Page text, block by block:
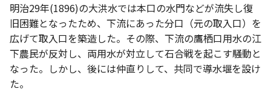
明治29年(1896)の大洪水では本口の水門などが流失し復
旧困難となったため、下流にあった分口（元の取入口）を
広げて取入口を築造した。その際、下流の鷹栖口用水の江
下農民が反対し、両用水が対立して石合戦を起こす騒動と
なった。しかし、後には仲直りして、共同で導水堰を設け
た。